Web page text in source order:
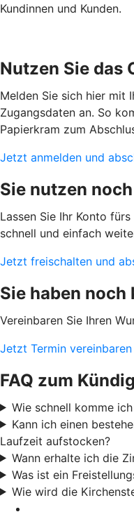
Kundinnen und Kunden.
Nutzen Sie das
Melden Sie sich hier mit
Zugangsdaten an. So
Papierkram zum
Jetzt anmelden und
Sie nutzen
Lassen Sie Ihr Konto
schnell und einfach
Jetzt freischalten und
Sie haben noch
Vereinbaren Sie Ihren
Jetzt Termin vereinbaren
FAQ zum
Wie schnell komme
Kann ich einen
Laufzeit aufstocken?
Wann erhalte ich die
Was ist ein
Wie wird die